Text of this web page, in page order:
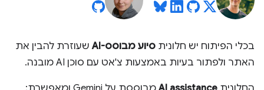
בכלי הפיתוח יש חלונית סיוע מבוסס-AI
שעוזרת להבין את
האתר ולפתור בעיות באמצעות צ'אט עם סוכן AI מובנה.